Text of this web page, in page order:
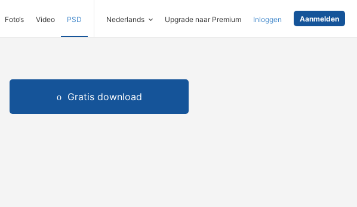
Foto‘s Video PSD Nederlands Upgrade naar Premium Inloggen Aanmelden
Gratis download